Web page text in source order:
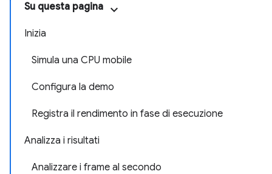
Su questa pagina
Inizia
Simula una CPU mobile
Configura la demo
Registra il rendimento in fase di esecuzione
Analizza i risultati
Analizzare i frame al secondo